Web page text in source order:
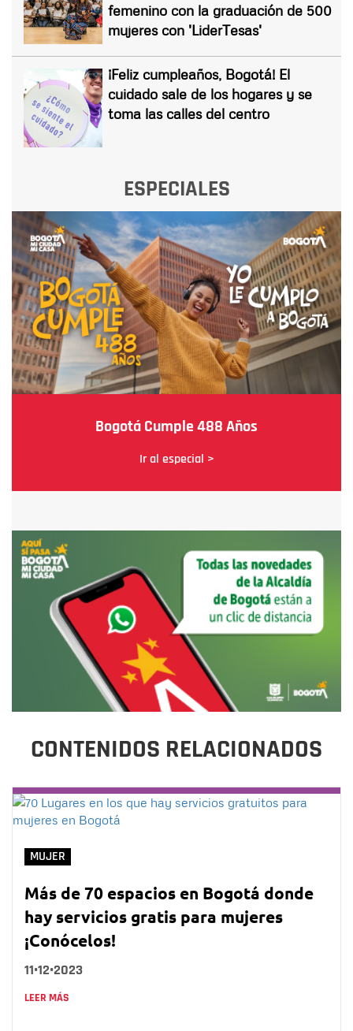
femenino con la graduación de 500
mujeres con 'LiderTesas'
¡Feliz cumpleaños, Bogotá! El
cuidado sale de los hogares y se
toma las calles del centro
ESPECIALES
Bogotá Cumple 488 Años
Ir al especial >
CONTENIDOS RELACIONADOS
MUJER
Más de 70 espacios en Bogotá donde
hay servicios gratis para mujeres
¡Conócelos!
11•12•2023
LEER MÁS